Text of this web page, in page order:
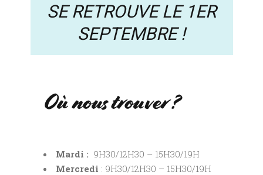
SE RETROUVE LE 1ER
SEPTEMBRE !
Où nous trouver ?
Mardi : 9H30/12H30 – 15H30/19H
Mercredi : 9H30/12H30 – 15H30/19H